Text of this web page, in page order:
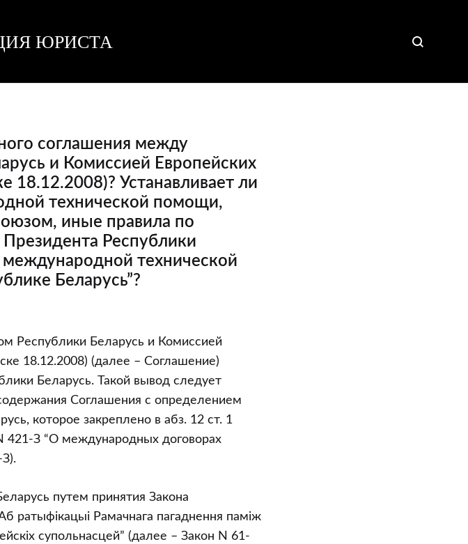
ЮРИСТА
соглашения между
и Комиссией Европейских
18.12.2008)? Устанавливает ли
технической помощи,
иные правила по
Республики
технической
Беларусь”?
Республики Беларусь и Комиссией
18.12.2008) (далее – Соглашение)
Беларусь. Такой вывод следует
Соглашения с определением
которое закреплено в абз. 12 ст. 1
421-З “О международных договорах
путем принятия Закона
ратыфiкацыi Рамачнага пагаднення памiж
супольнасцей” (далее – Закон N 61-